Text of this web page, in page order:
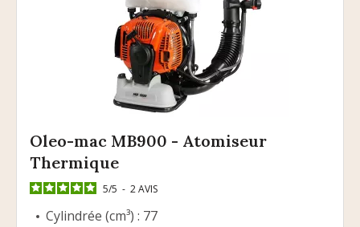
Oleo-mac MB900 - Atomiseur
Thermique
5/5 - 2AVIS
Cylindrée (cm³) : 77